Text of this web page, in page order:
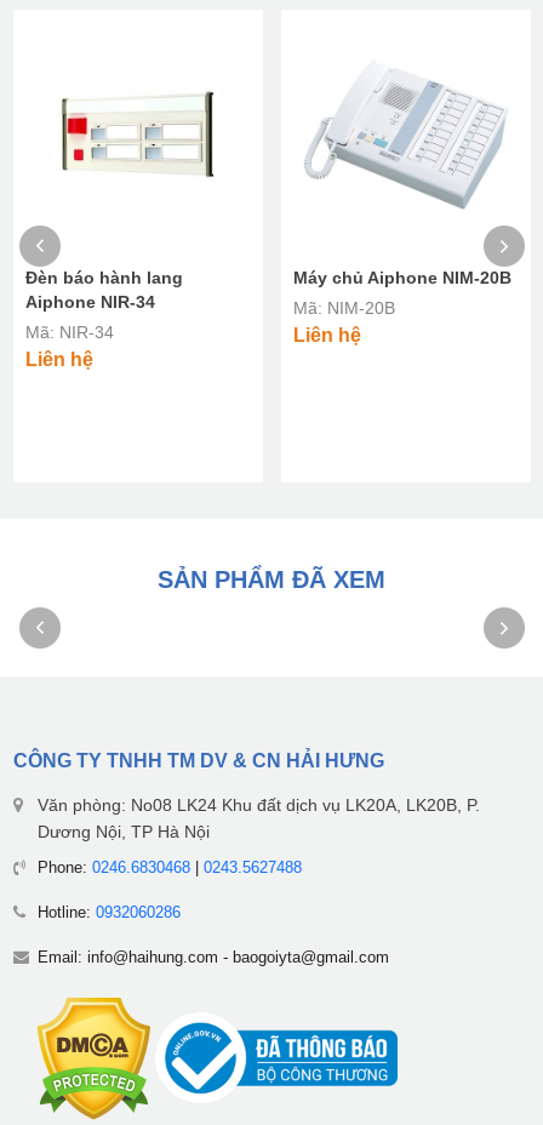
Đèn báo hành lang
Aiphone NIR-34
Mã: NIR-34
Liên hệ
Máy chủ Aiphone NIM-20B
Mã: NIM-20B
Liên hệ
SẢN PHẨM ĐÃ XEM
CÔNG TY TNHH TM DV & CN HẢI HƯNG
Văn phòng: No08 LK24 Khu đất dịch vụ LK20A, LK20B, P.
Dương Nội, TP Hà Nội
Phone: 0246.6830468| 0243.5627488
Hotline: 0932060286
Email: info@haihung.com - baogoiyta@gmail.com